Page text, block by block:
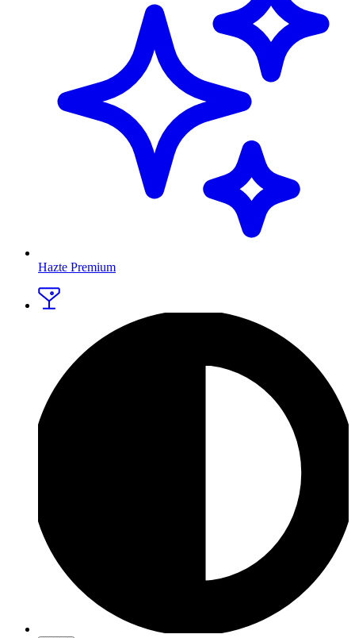
Hazte Premium